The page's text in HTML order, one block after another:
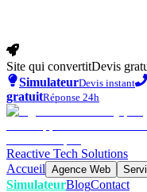
Site qui convertitDevis
SimulateurDevis instant
gratuitRéponse 24h
Reactive Tech Solutions
Accueil Agence Web
SimulateurBlogContact